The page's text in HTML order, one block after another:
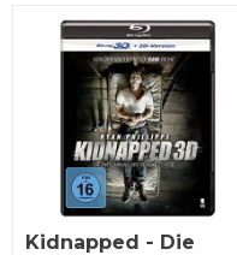
Kidnapped - Die